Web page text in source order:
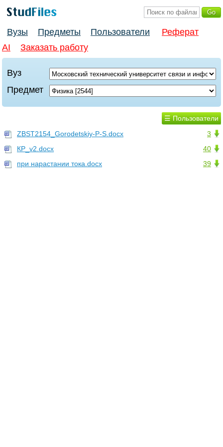
Вузы Предметы Пользователи
Реферат
AI
Заказать работу
Вуз
Предмет
☰ Пользователи
3
ZBST2154_Gorodetskiy-P-S.docx
40
КР_v2.docx
39
при нарастании тока.docx